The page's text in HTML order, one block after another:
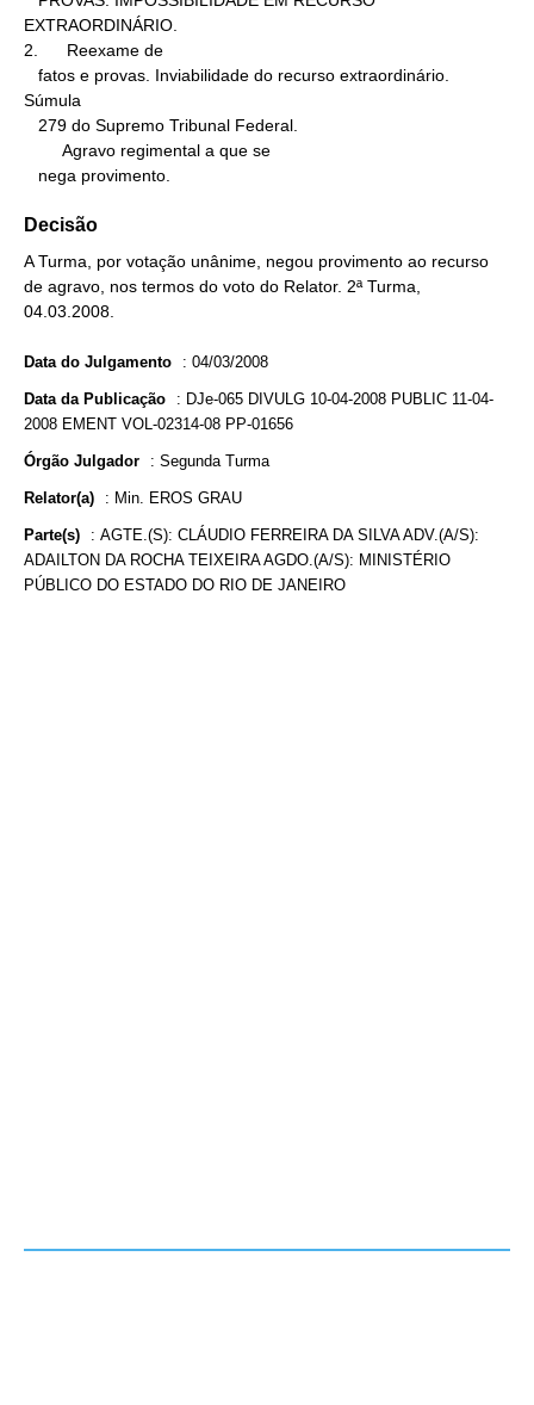
EXTRAORDINÁRIO.
2.      Reexame de
Súmula
   nega provimento.
Decisão
A Turma, por votação unânime, negou provimento ao recurso
de agravo, nos termos do voto do Relator. 2ª Turma,
04.03.2008.
Data do Julgamento : 04/03/2008
Data da Publicação : DJe-065 DIVULG 10-04-2008 PUBLIC 11-04-
2008 EMENT VOL-02314-08 PP-01656
Órgão Julgador : Segunda Turma
Relator(a) : Min. EROS GRAU
Parte(s) : AGTE.(S): CLÁUDIO FERREIRA DA SILVA ADV.(A/S):
ADAILTON DA ROCHA TEIXEIRA AGDO.(A/S): MINISTÉRIO
PÚBLICO DO ESTADO DO RIO DE JANEIRO